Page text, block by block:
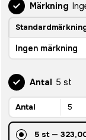
Märkning
Ingen märkning
Antal 5 st
Antal
5 st—